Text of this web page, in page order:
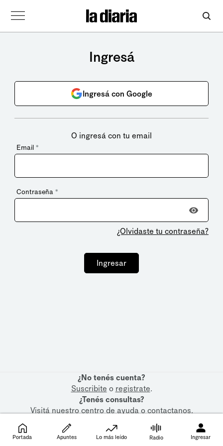
Ingresá
Ingresá con Google
O ingresá con tu email
Email *
Contraseña *
¿Olvidaste tu contraseña?
Ingresar
¿No tenés cuenta?
Suscribite o registrate.
¿Tenés consultas?
Visitá nuestrocentro de ayudaocontactanos.
Portada Apuntes Lo más leído Radio Ingresar